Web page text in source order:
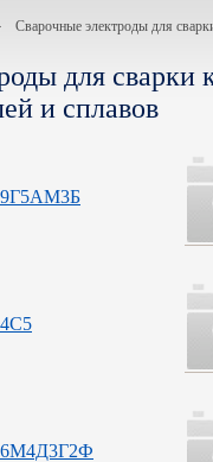
Сварочные электроды для
для сварки
и сплавов